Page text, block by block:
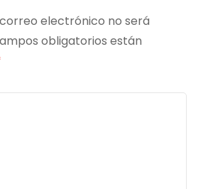
electrónico no será
obligatorios están